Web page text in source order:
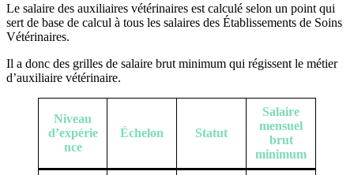
Le salaire des auxiliaires vétérinaires est calculé selon un point qui
sert de base de calcul à tous les salaires des Établissements de Soins
Vétérinaires.
Il a donc des grilles de salaire brut minimum qui régissent le métier
d’auxiliaire vétérinaire.
Niveau
d’expérie
nce
Échelon Statut
Salaire
mensuel
brut
minimum